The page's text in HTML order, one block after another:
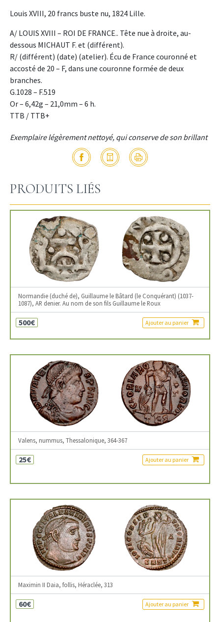
Louis XVIII, 20 francs buste nu, 1824 Lille.
A/ LOUIS XVIII – ROI DE FRANCE.. Tête nue à droite, au-
dessous MICHAUT F. et (différent).
R/ (différent) (date) (atelier). Écu de France couronné et
accosté de 20 – F, dans une couronne formée de deux
branches.
G.1028 – F.519
Or – 6,42g – 21,0mm – 6 h.
TTB / TTB+
Exemplaire légèrement nettoyé, qui conserve de son brillant
PRODUITS LIÉS
Normandie (duché de), Guillaume le Bâtard (le Conquérant) (1037-
1087), AR denier. Au nom de son fils Guillaume le Roux
500€ Ajouter au panier
Valens, nummus, Thessalonique, 364-367
25€ Ajouter au panier
Maximin II Daia, follis, Héraclée, 313
60€ Ajouter au panier